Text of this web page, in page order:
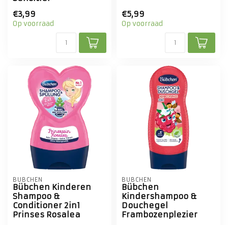
€3,99
Op voorraad
€5,99
Op voorraad
BÜBCHEN
Bübchen Kinderen
Shampoo &
Conditioner 2in1
Prinses Rosalea
BÜBCHEN
Bübchen
Kindershampoo &
Douchegel
Frambozenplezier